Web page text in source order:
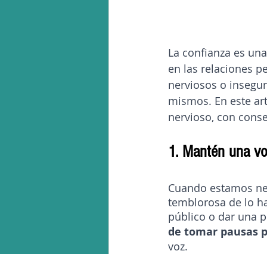
La confianza es
en las relaciones
nerviosos o
mismos. En este
nervioso, con
1. Mantén una
Cuando estamos
temblorosa de lo
público o dar una
de tomar pausas
voz.